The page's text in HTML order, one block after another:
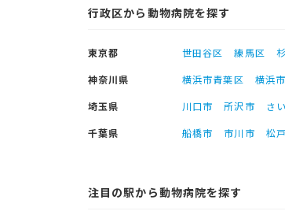
行政区から動物病院を探す
東京都 世田谷区 練馬区
神奈川県
横浜市青葉区 横浜
埼玉県
川口市 所沢市 さ
千葉県
船橋市 市川市 松
注目の駅から動物病院を探す